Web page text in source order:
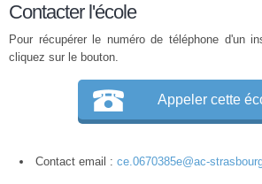
Contacter l'école
Pour récupérer le numéro de téléphone d'un
cliquez sur le bouton.
Appeler cette
Contact email : ce.0670385e@ac-